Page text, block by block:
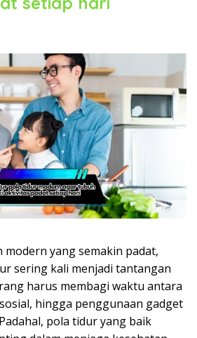
yang semakin padat,
sering kali menjadi tantangan
harus membagi waktu antara
hingga penggunaan gadget
pola tidur yang baik